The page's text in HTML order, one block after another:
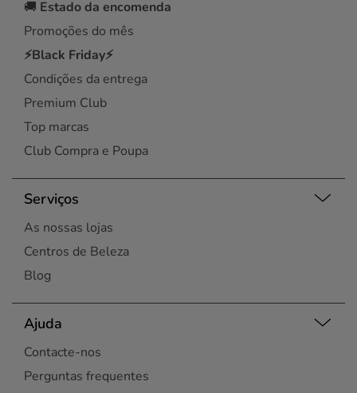
🚚 Estado da encomenda
Promoções do mês
⚡Black Friday⚡
Condições da entrega
Premium Club
Top marcas
Club Compra e Poupa
Serviços
As nossas lojas
Centros de Beleza
Blog
Ajuda
Contacte-nos
Perguntas frequentes